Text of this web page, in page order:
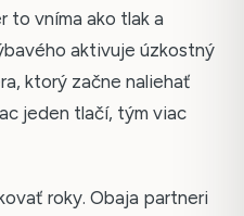
to vníma ako tlak a
aktivuje úzkostný
ktorý začne naliehať
jeden tlačí, tým viac
roky. Obaja partneri